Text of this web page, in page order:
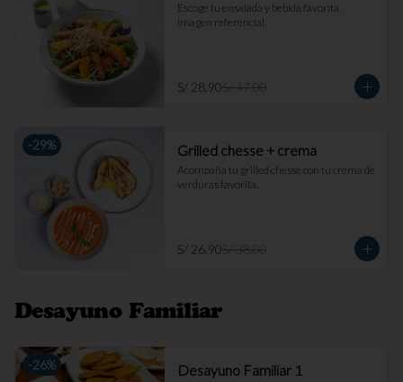
Escoge tu ensalada y bebida favorita.
Imagen referencial.
S/ 28.90S/ 47.00
-29% Grilled chesse + crema
Acompaña tu grilled chesse con tu crema de
verduras favorita.
S/ 26.90S/ 38.00
Desayuno Familiar
-26% Desayuno Familiar 1